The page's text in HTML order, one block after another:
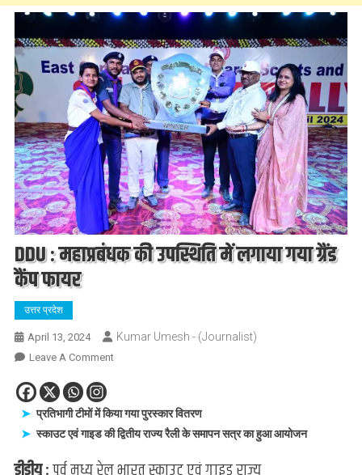
DDU : महाप्रबंधक की उपस्थिति में लगाया गया ग्रैंड
कैंप फायर
उत्तर प्रदेश
April 13, 2024 Kumar Umesh - (Journalist)
Leave A CommentOn
महाप्रबंधक
की
में
प्रतिभागी टीमों में किया गया पुरस्कार वितरण
स्काउट एवं गाइड की द्वितीय राज्य रैली के समापन सत्र का हुआ आयोजन